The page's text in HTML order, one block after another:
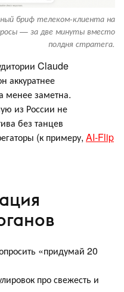
бриф телеком-клиента на
— за две минуты вместо
полдня стратега.
Claude
аккуратнее
менее заметна.
из России не
без танцев
(к примеру, AI-Flip
«придумай 20
про свежесть и